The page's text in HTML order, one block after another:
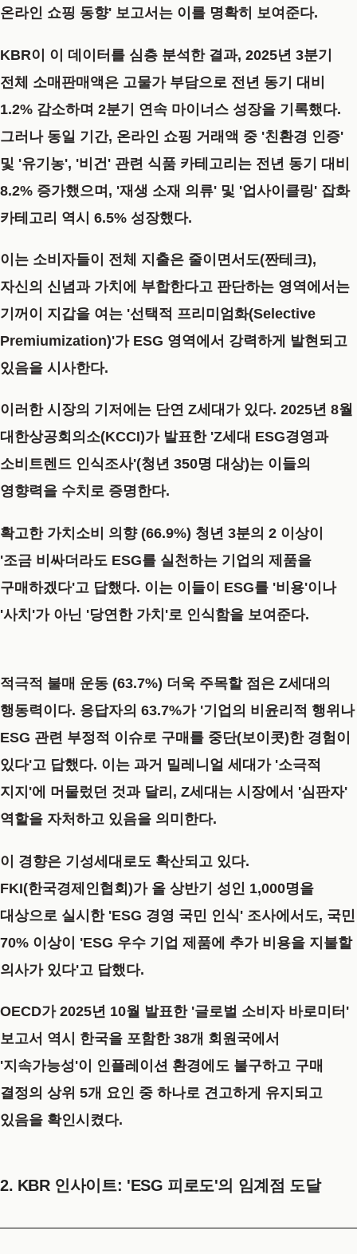
온라인 쇼핑 동향' 보고서는 이를 명확히 보여준다.
KBR이 이 데이터를 심층 분석한 결과, 2025년 3분기
전체 소매판매액은 고물가 부담으로 전년 동기 대비
1.2% 감소하며 2분기 연속 마이너스 성장을 기록했다.
그러나 동일 기간, 온라인 쇼핑 거래액 중 '친환경 인증'
및 '유기농', '비건' 관련 식품 카테고리는 전년 동기 대비
8.2% 증가했으며, '재생 소재 의류' 및 '업사이클링' 잡화
카테고리 역시 6.5% 성장했다.
이는 소비자들이 전체 지출은 줄이면서도(짠테크),
자신의 신념과 가치에 부합한다고 판단하는 영역에서는
기꺼이 지갑을 여는 '선택적 프리미엄화(Selective
Premiumization)'가 ESG 영역에서 강력하게 발현되고
있음을 시사한다.
이러한 시장의 기저에는 단연 Z세대 가 있다. 2025년 8월
대한상공회의소(KCCI)가 발표한 'Z세대 ESG경영과
소비트렌드 인식조사'(청년 350명 대상)는 이들의
영향력을 수치로 증명한다.
확고한 가치소비 의향 (66.9%) 청년 3분의 2 이상이
'조금 비싸더라도 ESG를 실천하는 기업의 제품을
구매하겠다'고 답했다. 이는 이들이 ESG를 '비용'이나
'사치'가 아닌 '당연한 가치'로 인식함을 보여준다.
적극적 불매 운동 (63.7%) 더욱 주목할 점은 Z세대의
행동력이다. 응답자의 63.7%가 '기업의 비윤리적 행위나
ESG 관련 부정적 이슈로 구매를 중단(보이콧)한 경험이
있다'고 답했다. 이는 과거 밀레니얼 세대가 '소극적
지지'에 머물렀던 것과 달리, Z세대는 시장에서 '심판자'
역할을 자처하고 있음을 의미한다.
이 경향은 기성세대로도 확산되고 있다.
FKI(한국경제인협회)가 올 상반기 성인 1,000명을
대상으로 실시한 'ESG 경영 국민 인식' 조사에서도, 국민
70% 이상이 'ESG 우수 기업 제품에 추가 비용을 지불할
의사가 있다'고 답했다.
OECD가 2025년 10월 발표한 '글로벌 소비자 바로미터'
보고서 역시 한국을 포함한 38개 회원국에서
'지속가능성'이 인플레이션 환경에도 불구하고 구매
결정의 상위 5개 요인 중 하나로 견고하게 유지되고
있음을 확인시켰다.
2. KBR 인사이트: 'ESG 피로도'의 임계점 도달